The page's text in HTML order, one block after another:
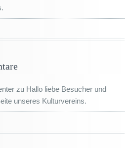
zu Hallo liebe Besucher und
unseres Kulturvereins.